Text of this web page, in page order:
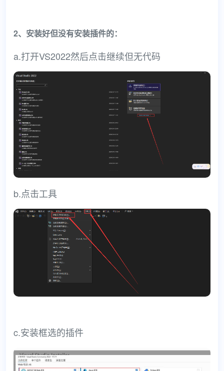
2、安装好但没有安装插件的：
a.打开VS2022然后点击继续但无代码
b.点击工具
c.安装框选的插件